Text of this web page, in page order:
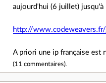
aujourd'hui (6 juillet) jusqu'à
http://
A priori une ip française est
(11 commentaires).